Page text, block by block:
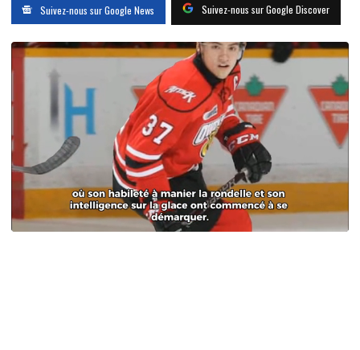
Suivez-nous sur Google News Suivez-nous sur Google Discover